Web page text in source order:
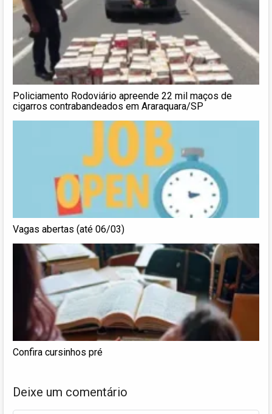
Policiamento Rodoviário apreende 22 mil maços de
cigarros contrabandeados em Araraquara/SP
Vagas abertas (até 06/03)
Confira cursinhos pré
Deixe um comentário